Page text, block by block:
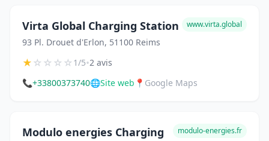
Virta Global Charging Station
93 Pl. Drouet d'Erlon, 51100 Reims
www.virta.global
★☆☆☆☆1/5•2 avis
📞+33800373740🌐Site web 📍 Google Maps
Modulo energies Charging
modulo-energies.fr